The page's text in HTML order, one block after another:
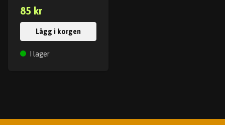
85 kr
Lägg i korgen
I lager